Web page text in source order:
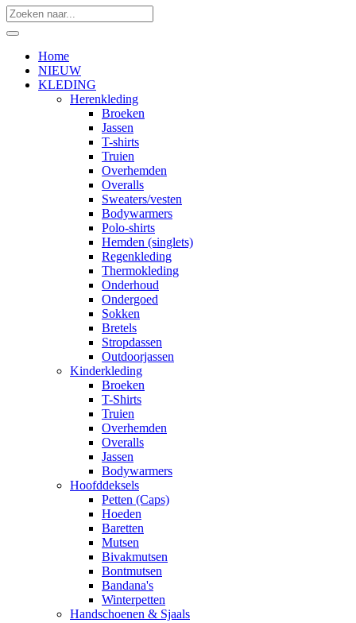
Home
NIEUW
KLEDING
Herenkleding
Broeken
Jassen
T-shirts
Truien
Overhemden
Overalls
Sweaters/vesten
Bodywarmers
Polo-shirts
Hemden (singlets)
Regenkleding
Thermokleding
Onderhoud
Ondergoed
Sokken
Bretels
Stropdassen
Outdoorjassen
Kinderkleding
Broeken
T-Shirts
Truien
Overhemden
Overalls
Jassen
Bodywarmers
Hoofddeksels
Petten (Caps)
Hoeden
Baretten
Mutsen
Bivakmutsen
Bontmutsen
Bandana's
Winterpetten
Handschoenen & Sjaals